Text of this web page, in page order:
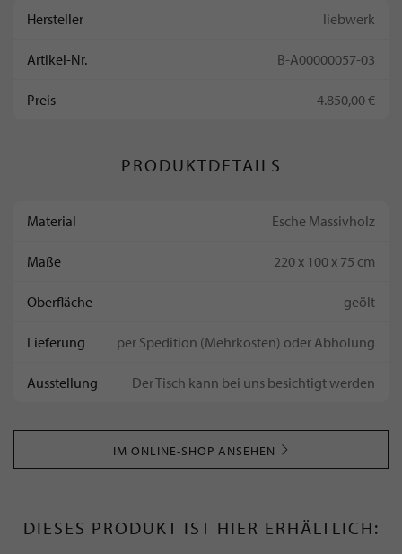
Hersteller liebwerk
Artikel-Nr. B-A00000057-03
Preis 4.850,00 €
PRODUKTDETAILS
Material Esche Massivholz
Maße 220 x 100 x 75 cm
Oberfläche geölt
Lieferung per Spedition (Mehrkosten) oder Abholung
Ausstellung Der Tisch kann bei uns besichtigt werden
IM ONLINE-SHOP ANSEHEN
DIESES PRODUKT IST HIER ERHÄLTLICH: